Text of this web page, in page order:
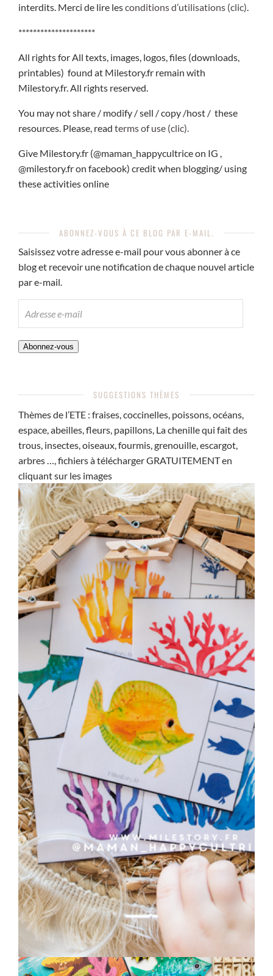
interdits. Merci de lire lesconditions d’utilisations (clic)
*********************
All rights for All texts, images, logos, files (downloads,
printables) found at Milestory.fr remain with
Milestory.fr. All rights reserved.
You may not share / modify / sell / copy /host / these
resources. Please, read terms of use (clic).
Give Milestory.fr (@maman_happycultrice on IG ,
@milestory.fr on facebook) credit when blogging/ using
these activities online
ABONNEZ-VOUS À CE BLOG PAR E-MAIL.
Saisissez votre adresse e-mail pour vous abonner à ce
blog et recevoir une notification de chaque nouvel article
par e-mail.
MAIL
Abonnez-vous
SUGGESTIONS THÈMES
Thèmes de l’ETE : fraises, coccinelles, poissons, océans,
espace, abeilles, fleurs, papillons, La chenille qui fait des
trous, insectes, oiseaux, fourmis, grenouille, escargot,
arbres …, fichiers à télécharger GRATUITEMENT en
cliquant sur les images